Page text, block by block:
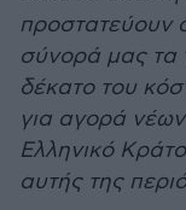
προστατεύουν
σύνορά μας τα
δέκατο του
για αγορά
Ελληνικό
αυτής της